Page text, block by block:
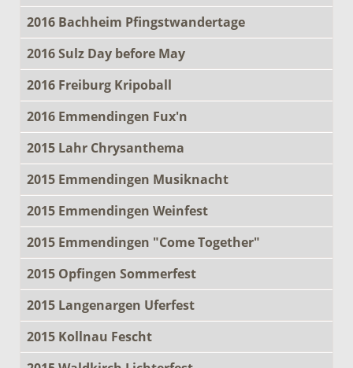
2016 Bachheim Pfingstwandertage
2016 Sulz Day before May
2016 Freiburg Kripoball
2016 Emmendingen Fux'n
2015 Lahr Chrysanthema
2015 Emmendingen Musiknacht
2015 Emmendingen Weinfest
2015 Emmendingen "Come Together"
2015 Opfingen Sommerfest
2015 Langenargen Uferfest
2015 Kollnau Fescht